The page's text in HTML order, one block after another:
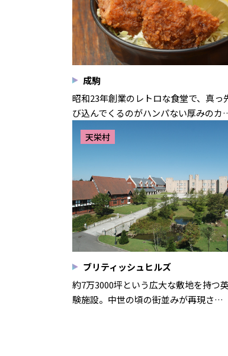
成駒
昭和23年創業のレトロな食堂で、真っ
び込んでくるのがハンパない厚みのカ
天栄村
ブリティッシュヒルズ
約7万3000坪という広大な敷地を持つ
験施設。中世の頃の街並みが再現さ…